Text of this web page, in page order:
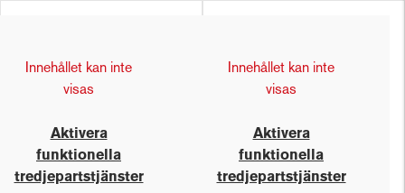
Innehållet kan inte
visas
Aktivera
funktionella
tredjepartstjänster
Innehållet kan inte
visas
Aktivera
funktionella
tredjepartstjänster